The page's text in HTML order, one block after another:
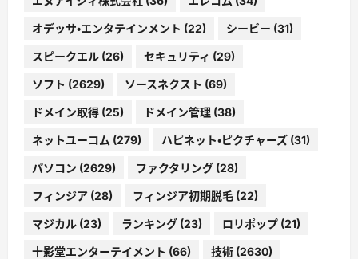
オデッサ・エンタテインメント (22) シービー (31)
スピークエル (26) セキュリティ (29)
ソフト (2629) ソースネクスト (69)
ドメイン取得 (25) ドメイン管理 (38)
ネットユーコム (279) ハピネット・ピクチャーズ (31)
パソコン (2629) ファクタリング (28)
フィンジア (28) フィンジア初期脱毛 (22)
マジカル (23) ランキング (23) ロリポップ (21)
十影堂エンターテイメント (66) 技術 (2630)